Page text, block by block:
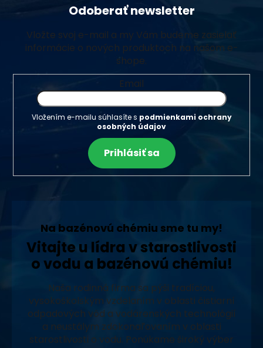
Odoberať newsletter
Vložte svoj e-mail a my Vám budeme zasielať
informácie o nových produktoch na našom e-
shope.
Email
Vložením e-mailu súhlasíte s podmienkami ochrany
osobných údajov
Prihlásiť sa
Na bazénovú chémiu sme tu my!
Vitajte u lídra v starostlivosti
o vodu a bazénovú chémiu!
Naša rodinná firma sa pýši tradíciou,
vysokoškolským vzdelaním v oblasti čistiarní
odpadových vôd a vodárenských technológií
a neustálym zdokonaľovaním v oblasti
starostlivosti o vodu. Ponúkame široký výber